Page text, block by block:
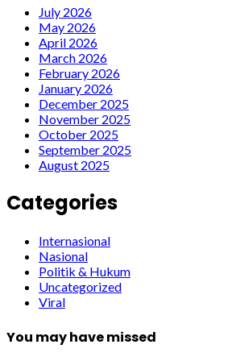
July 2026
May 2026
April 2026
March 2026
February 2026
January 2026
December 2025
November 2025
October 2025
September 2025
August 2025
Categories
Internasional
Nasional
Politik & Hukum
Uncategorized
Viral
You may have missed